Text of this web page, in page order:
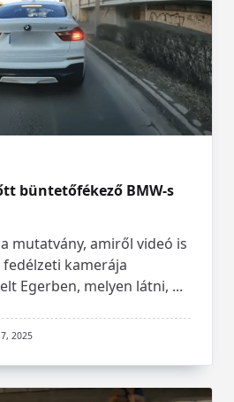
büntetőfékező BMW-s
mutatvány, amiről videó is
kamerája
Egerben, melyen látni, ...
2025